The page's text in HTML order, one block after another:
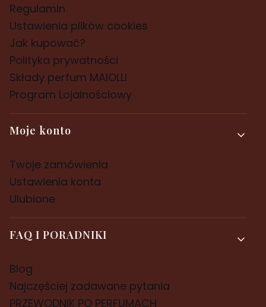
Regulamin
Ustawienia plików cookies
Jak kupować?
Polityka prywatności
Składy perfum MAIOLLI
Program Lojalnościowy
Moje konto
Twoje zamówienia
Ustawienia konta
Ulubione
FAQ I PORADNIKI
Blog
Najczęściej zadawane pytania
PRZEWODNIK PO PERFUMACH